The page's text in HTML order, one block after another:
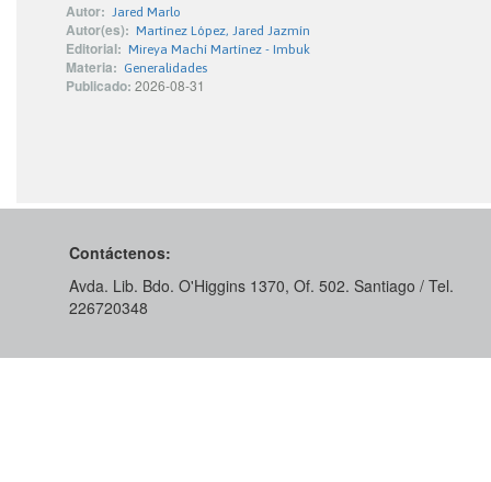
Autor: Jared Marlo
Autor(es): Martínez López, Jared Jazmín
Editorial: Mireya Machí Martínez - Imbuk
Materia: Generalidades
Publicado: 2026-08-31
Contáctenos:
Avda. Lib. Bdo. O'Higgins 1370, Of. 502. Santiago / Tel.
226720348